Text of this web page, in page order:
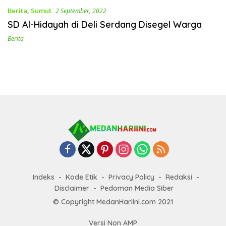
Berita, Sumut 2 September, 2022
SD Al-Hidayah di Deli Serdang Disegel Warga
Berita
Indeks Kode Etik Privacy Policy
Redaksi
Disclaimer
Pedoman Media Siber
© Copyright MedanHariIni.com 2021
Versi Non AMP